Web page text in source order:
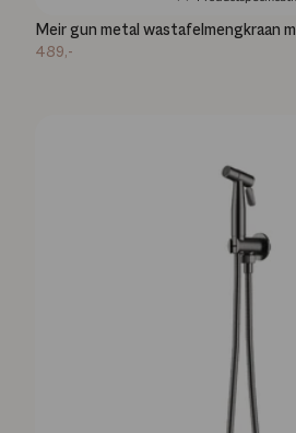
Meir gun metal wastafelmengkraan
489,-